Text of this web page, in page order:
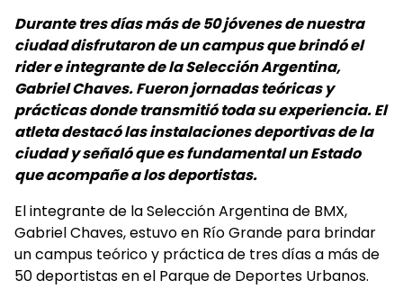
Durante tres días más de 50 jóvenes de nuestra
ciudad disfrutaron de un campus que brindó el
rider e integrante de la Selección Argentina,
Gabriel Chaves. Fueron jornadas teóricas y
prácticas donde transmitió toda su experiencia. El
atleta destacó las instalaciones deportivas de la
ciudad y señaló que es fundamental un Estado
que acompañe a los deportistas.
El integrante de la Selección Argentina de BMX,
Gabriel Chaves, estuvo en Río Grande para brindar
un campus teórico y práctica de tres días a más de
50 deportistas en el Parque de Deportes Urbanos.